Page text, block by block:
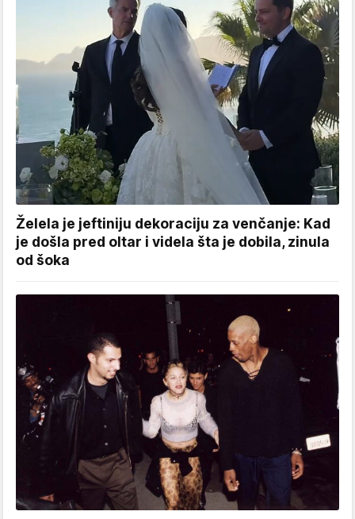
Želela je jeftiniju dekoraciju za venčanje: Kad
je došla pred oltar i videla šta je dobila, zinula
od šoka